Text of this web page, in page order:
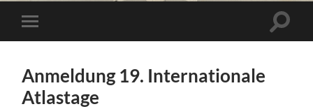
Mobile-
Menü
Anmeldung 19. Internationale
Atlastage